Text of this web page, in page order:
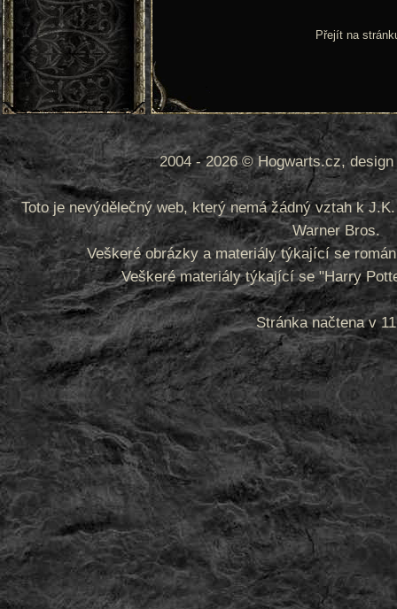
Přejít na
2004 - 2026 © Hogwarts.cz,
Toto je nevýdělečný web, který nemá žádný vztah k
Warner Bros.
Veškeré obrázky a materiály týkající se
Veškeré materiály týkající se "Harry
Stránka načtena v